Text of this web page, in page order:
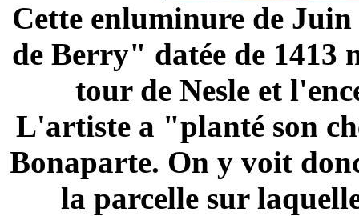
Cette enluminure de
de Berry" datée de 1413
tour de Nesle et
L'artiste a "planté son
Bonaparte. On y voit
la parcelle sur